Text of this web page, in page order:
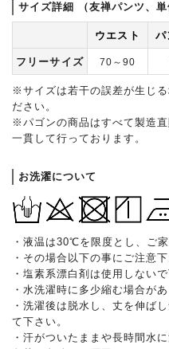
サイズ詳細 （友禅パンツ、単
ウエスト パ
フリーサイズ 70～90
※サイズは若干の誤差が生じ
ださい。
※パゴンの商品はすべて製造
一貫して行っております。
お洗濯について
・液温は30℃を限度とし、ご
・その場合以下の事にご注意下
・塩素系漂白剤は使用しないで
・水洗濯時に多少縮む場合があ
・洗濯後は脱水し、丈を伸ば
て下さい。
・汗がついたままや長時間水